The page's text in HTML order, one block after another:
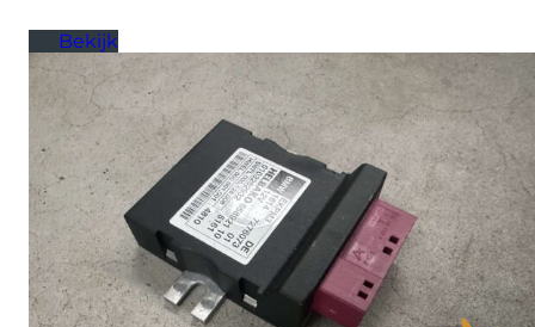
Bekijk